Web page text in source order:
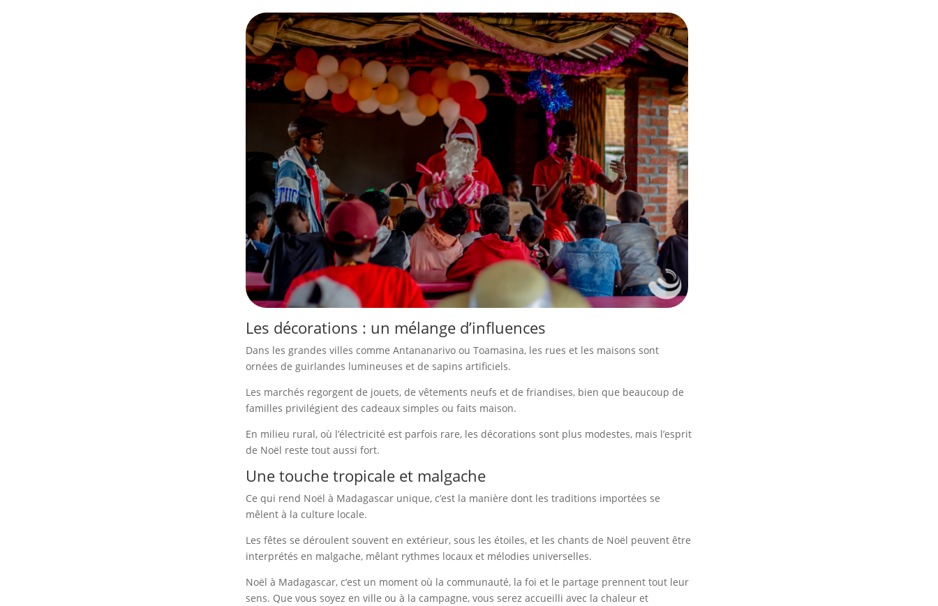
Les décorations : un mélange d’influences
Dans les grandes villes comme Antananarivo ou Toamasina, les rues et les maisons sont
ornées de guirlandes lumineuses et de sapins artificiels.
Les marchés regorgent de jouets, de vêtements neufs et de friandises, bien que beaucoup de
familles privilégient des cadeaux simples ou faits maison.
En milieu rural, où l’électricité est parfois rare, les décorations sont plus modestes, mais l’esprit
de Noël reste tout aussi fort.
Une touche tropicale et malgache
Ce qui rend Noël à Madagascar unique, c’est la manière dont les traditions importées se
mêlent à la culture locale.
Les fêtes se déroulent souvent en extérieur, sous les étoiles, et les chants de Noël peuvent être
interprétés en malgache, mêlant rythmes locaux et mélodies universelles.
Noël à Madagascar, c’est un moment où la communauté, la foi et le partage prennent tout leur
sens. Que vous soyez en ville ou à la campagne, vous serez accueilli avec la chaleur et